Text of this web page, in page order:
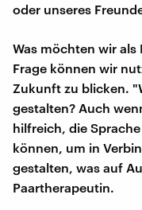
oder unseres
Was möchten wir als
Frage können wir
Zukunft zu blicken.
gestalten? Auch
hilfreich, die
können, um in
gestalten, was auf
Paartherapeutin.